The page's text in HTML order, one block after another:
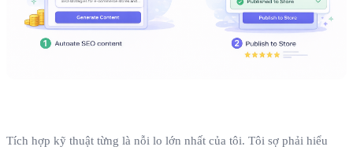
Tích hợp kỹ thuật từng là nỗi lo lớn nhất của tôi. Tôi sợ phải hiểu